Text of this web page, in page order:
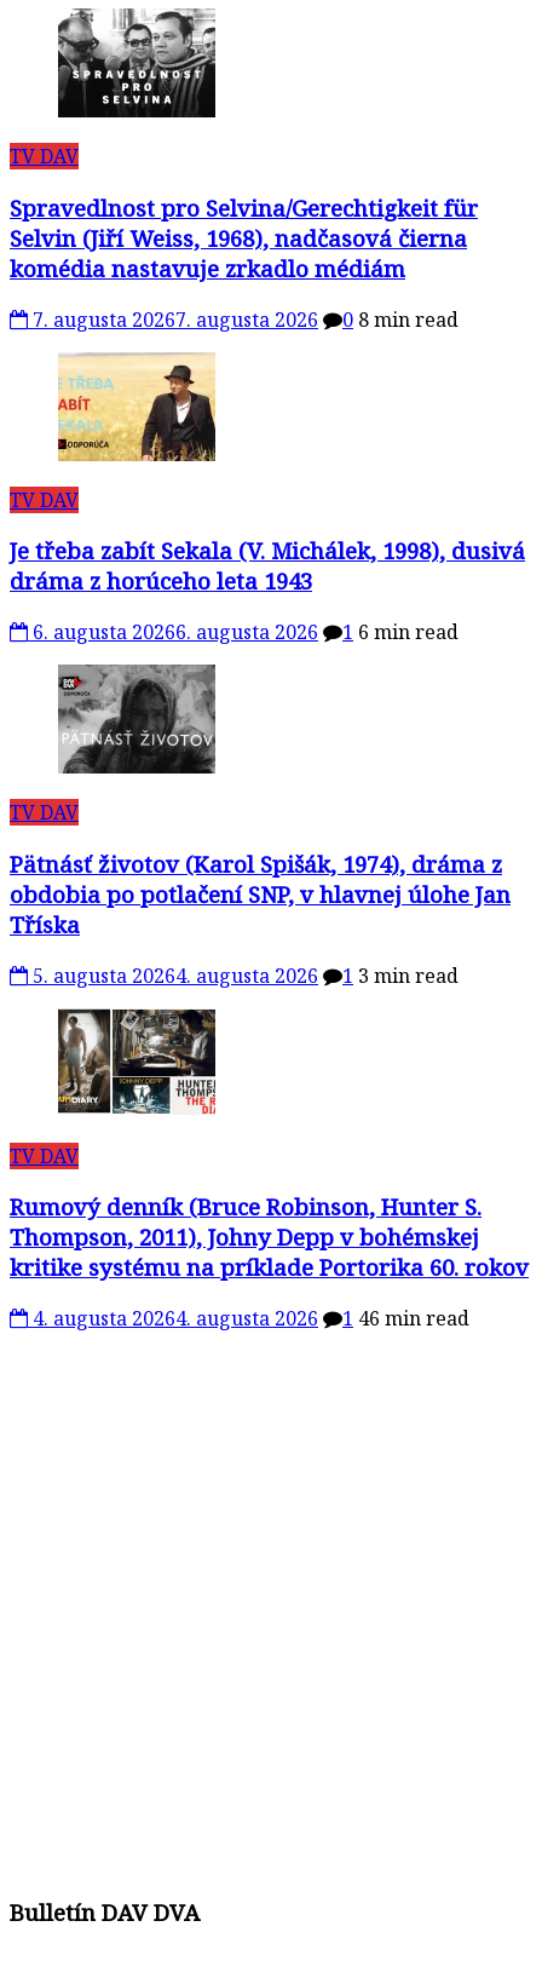
TV DAV
Spravedlnost pro Selvina/Gerechtigkeit für
Selvin (Jiří Weiss, 1968), nadčasová čierna
komédia nastavuje zrkadlo médiám
7. augusta 20267. augusta 2026 0 8 min read
TV DAV
Je třeba zabít Sekala (V. Michálek, 1998), dusivá
dráma z horúceho leta 1943
6. augusta 20266. augusta 2026 1 6 min read
TV DAV
Pätnásť životov (Karol Spišák, 1974), dráma z
obdobia po potlačení SNP, v hlavnej úlohe Jan
Tříska
5. augusta 20264. augusta 2026 1 3 min read
TV DAV
Rumový denník (Bruce Robinson, Hunter S.
Thompson, 2011), Johny Depp v bohémskej
kritike systému na príklade Portorika 60. rokov
4. augusta 20264. augusta 2026 1 46 min read
Bulletín DAV DVA